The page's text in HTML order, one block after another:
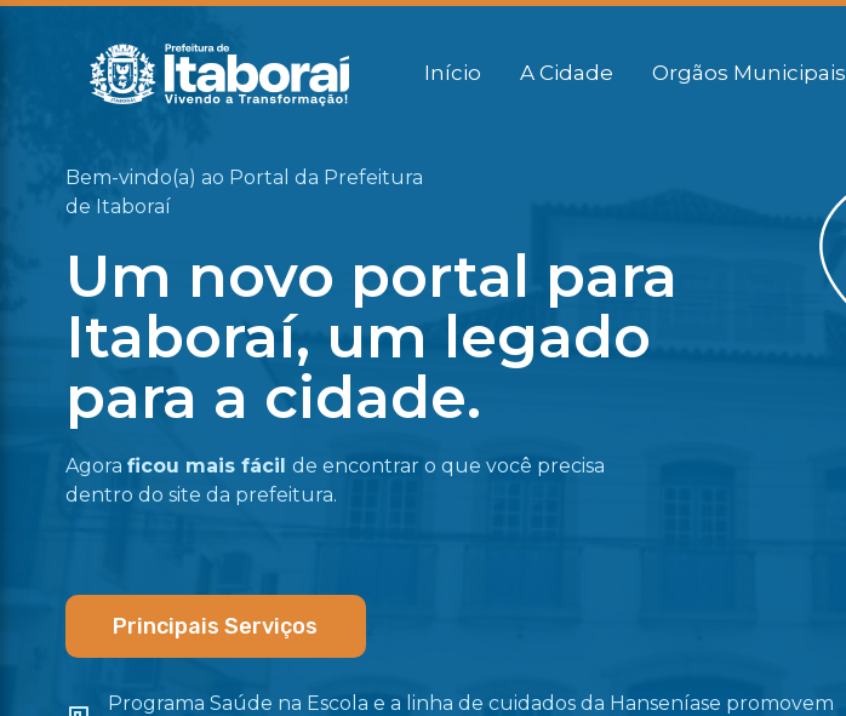
Início A Cidade Orgãos Municipais
Bem-vindo(a) ao Portal da Prefeitura
de Itaboraí
Um novo portal para
Itaboraí, um legado
para a cidade.
Agora ficou mais fácil de encontrar o que você precisa
dentro do site da prefeitura.
Principais Serviços
Programa Saúde na Escola e a linha de cuidados da Hanseníase promovem